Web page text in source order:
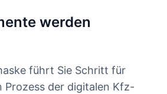
werden
führt Sie Schritt für
Prozess der digitalen Kfz-